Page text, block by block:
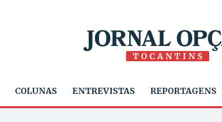
COLUNAS ENTREVISTAS REPORTAGENS